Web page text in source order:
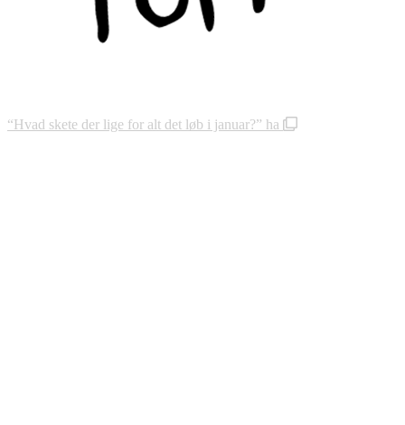
“Hvad skete der lige for alt det løb i januar?” ha